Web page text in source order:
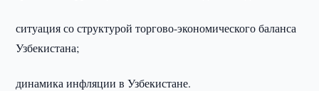
ситуация со структурой торгово-экономического баланса
Узбекистана;
динамика инфляции в Узбекистане.